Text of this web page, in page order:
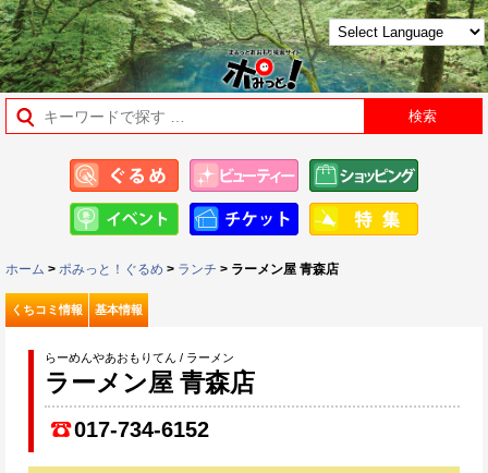
ホーム > ポみっと！ぐるめ > ランチ > ラーメン屋 青森店
くちコミ情報 基本情報
らーめんやあおもりてん / ラーメン
ラーメン屋 青森店
017-734-6152